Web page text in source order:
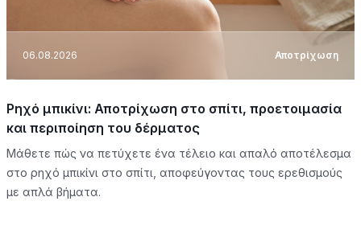
06.08.2026 Αποτρίχωση
Ρηχό μπικίνι: Αποτρίχωση στο σπίτι, προετοιμασία
και περιποίηση του δέρματος
Μάθετε πώς να πετύχετε ένα τέλειο και απαλό αποτέλεσμα
στο ρηχό μπικίνι στο σπίτι, αποφεύγοντας τους ερεθισμούς
με απλά βήματα.